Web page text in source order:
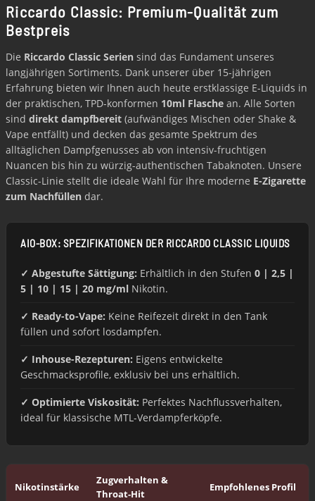
Riccardo Classic: Premium-Qualität zum
Bestpreis
Die Riccardo Classic Serien sind das Fundament unseres
langjährigen Sortiments. Dank unserer über 15-jährigen
Erfahrung bieten wir Ihnen auch heute erstklassige E-Liquids in
der praktischen, TPD-konformen 10ml Flasche an. Alle Sorten
sind direkt dampfbereit (aufwändiges Mischen oder Shake &
Vape entfällt) und decken das gesamte Spektrum des
alltäglichen Dampfgenusses ab von intensiv-fruchtigen
Nuancen bis hin zu würzig-authentischen Tabaknoten. Unsere
Classic-Linie stellt die ideale Wahl für Ihre moderne E-Zigarette
zum Nachfüllen dar.
AIO-BOX: SPEZIFIKATIONEN DER RICCARDO CLASSIC LIQUIDS
✓ Abgestufte Sättigung: Erhältlich in den Stufen 0 | 2,5 |
5 | 10 | 15 | 20 mg/ml Nikotin.
✓ Ready-to-Vape: Keine Reifezeit direkt in den Tank
füllen und sofort losdampfen.
✓ Inhouse-Rezepturen: Eigens entwickelte
Geschmacksprofile, exklusiv bei uns erhältlich.
✓ Optimierte Viskosität: Perfektes Nachflussverhalten,
ideal für klassische MTL-Verdampferköpfe.
Nikotinstärke
Zugverhalten &
Throat-Hit
Empfohlenes Profil